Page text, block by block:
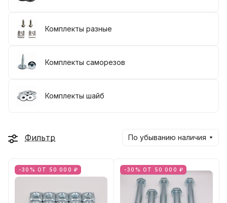
Комплекты разные
Комплекты саморезов
Комплекты шайб
Фильтр По убыванию наличия
-30% ОТ 50 000 ₽ -30% ОТ 50 000 ₽